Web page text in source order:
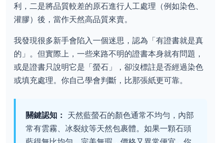
利，二是將品質較差的原石進行人工處理（例如染色、
灌膠）後，當作天然高品質來賣。
我發現很多新手會陷入一個迷思，認為「有證書就是真
的」。但實際上，一些來路不明的證書本身就有問題，
或是證書只說明它是「螢石」，卻沒標註是否經過染色
或填充處理。你自己學會判斷，比那張紙更可靠。
關鍵認知： 天然藍螢石的顏色通常不均勻，內部
常有雲霧、冰裂紋等天然包裹體。如果一顆石頭